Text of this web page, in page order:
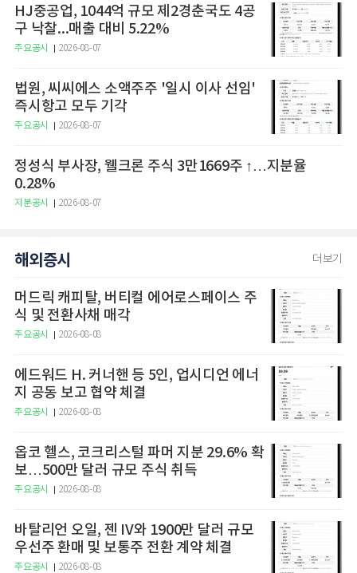
HJ중공업, 1044억 규모 제2경춘국도 4공
구 낙찰...매출 대비 5.22%
주요공시 2026-08-07
법원, 씨씨에스 소액주주 '일시 이사 선임'
즉시항고 모두 기각
주요공시 2026-08-07
정성식 부사장, 웰크론 주식 3만1669주 ↑…지분율
0.28%
지분공시 2026-08-07
해외증시 더보기
머드릭 캐피탈, 버티컬 에어로스페이스 주
식 및 전환사채 매각
주요공시 2026-08-08
에드워드 H. 커너핸 등 5인, 업시디언 에너
지 공동 보고 협약 체결
주요공시 2026-08-08
옵코 헬스, 코크리스털 파머 지분 29.6% 확
보…500만 달러 규모 주식 취득
주요공시 2026-08-08
바탈리언 오일, 젠 IV와 1900만 달러 규모
우선주 환매 및 보통주 전환 계약 체결
주요공시 2026-08-08